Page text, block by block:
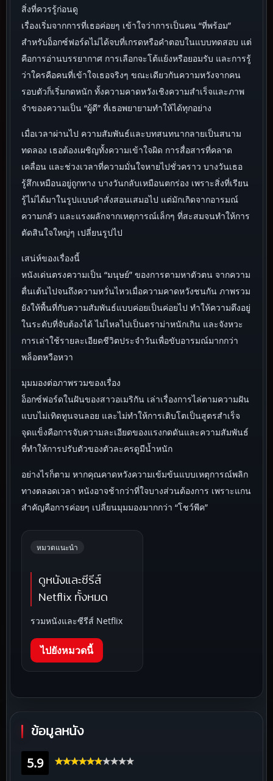
สิ่งที่ควรรู้ก่อนดู
เรื่องเริ่มจากการที่เธอค่อยๆ เข้าใจว่าการเป็นคน “ที่พร้อม”
สำหรับอ็อกซ์ฟอร์ดไม่ได้จบที่เกรดหรือคำตอบในแบบทดสอบ แต่
คือการอ่านบรรยากาศ การเลือกจะโต้แย้งหรือยอมรับ และการรู้
ว่าใครคือคนที่เข้าใจเธอจริงๆ ขณะเดียวกันความหวังจากคน
รอบตัวก็เริ่มกดหนัก ทั้งความคาดหวังเชิงความสำเร็จและภาพ
จำของความเป็น “ผู้ดี” ที่เธอพยายามทำให้ได้ทุกอย่าง
เมื่อเวลาผ่านไป ความสัมพันธ์และบทสนทนากลายเป็นสนาม
ทดลอง เธอต้องเผชิญทั้งความเข้าใจผิด การสื่อสารที่คลาด
เคลื่อน และช่วงเวลาที่ความมั่นใจหายไปชั่วคราว บางวันเธอ
รู้สึกเหมือนอยู่ถูกทาง บางวันกลับเหมือนตกร่อง เพราะสิ่งที่เรียน
รู้ไม่ได้มาในรูปแบบคำสั่งสอนเสมอไป แต่มักเกิดจากอารมณ์
ความกลัว และแรงผลักจากเหตุการณ์เล็กๆ ที่สะสมจนทำให้การ
ตัดสินใจใหญ่ๆ เปลี่ยนรูปไป
เสน่ห์ของเรื่องนี้
หนังเด่นตรงความเป็น “มนุษย์” ของการตามหาตัวตน จากความ
ตื่นเต้นไปจนถึงความหวั่นไหวเมื่อความคาดหวังชนกัน ภาพรวม
ยังให้พื้นที่กับความสัมพันธ์แบบค่อยเป็นค่อยไป ทำให้ความตึงอยู่
ในระดับที่จับต้องได้ ไม่ไหลไปเป็นดราม่าหนักเกิน และจังหวะ
การเล่าใช้รายละเอียดชีวิตประจำวันเพื่อขับอารมณ์มากกว่า
พล็อตหวือหวา
มุมมองต่อภาพรวมของเรื่อง
อ็อกซ์ฟอร์ดในฝันของสาวอเมริกัน เล่าเรื่องการไล่ตามความฝัน
แบบไม่เทิดทูนจนลอย และไม่ทำให้การเติบโตเป็นสูตรสำเร็จ
จุดแข็งคือการจับความละเอียดของแรงกดดันและความสัมพันธ์
ที่ทำให้การปรับตัวของตัวละครดูมีน้ำหนัก
อย่างไรก็ตาม หากคุณคาดหวังความเข้มข้นแบบเหตุการณ์พลิก
ทางตลอดเวลา หนังอาจช้ากว่าที่ใจบางส่วนต้องการ เพราะแกน
สำคัญคือการค่อยๆ เปลี่ยนมุมมองมากกว่า “โชว์พีค”
หมวดแนะนำ
ดูหนังและซีรีส์
Netflix ทั้งหมด
รวมหนังและซีรีส์ Netflix
ไปยังหมวดนี้
ข้อมูลหนัง
5.9